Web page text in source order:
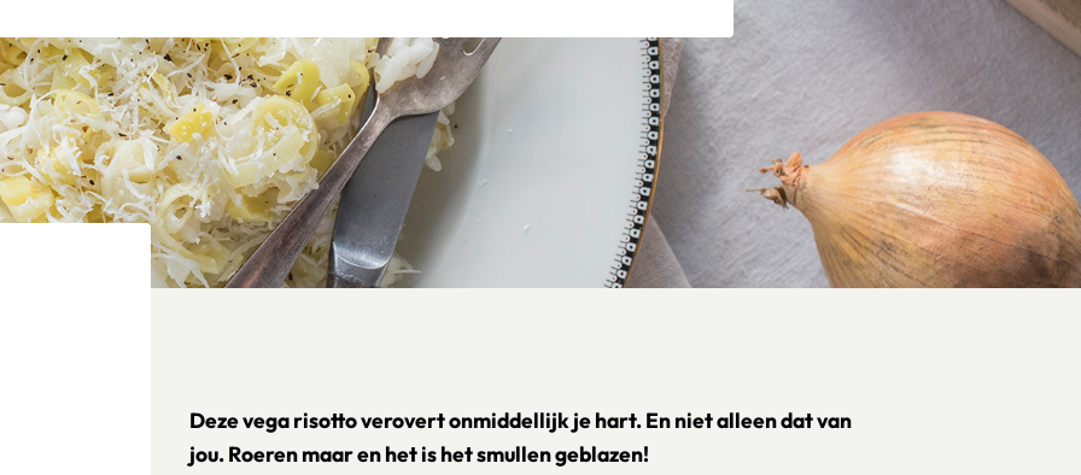
Deze vega risotto verovert onmiddellijk je hart. En niet alleen dat van
jou. Roeren maar en het is het smullen geblazen!